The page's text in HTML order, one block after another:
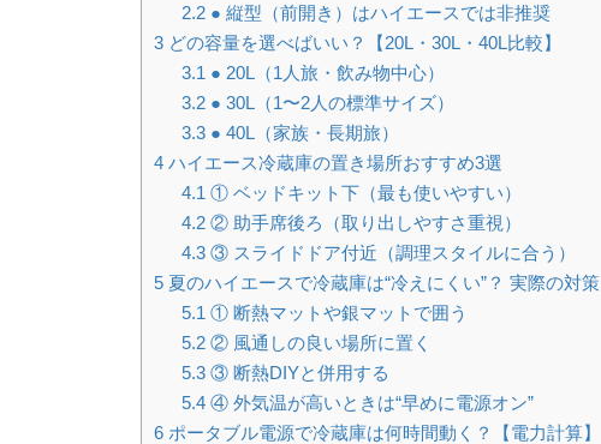
2.2● 縦型（前開き）はハイエースでは非推奨
3 どの容量を選べばいい？【20L・30L・40L比較】
3.1 ● 20L（1人旅・飲み物中心）
3.2● 30L（1〜2人の標準サイズ）
3.3● 40L（家族・長期旅）
4 ハイエース冷蔵庫の置き場所おすすめ3選
4.1 ① ベッドキット下（最も使いやすい）
4.2② 助手席後ろ（取り出しやすさ重視）
4.3③ スライドドア付近（調理スタイルに合う）
5 夏のハイエースで冷蔵庫は“冷えにくい”？ 実際の対策
5.1 ① 断熱マットや銀マットで囲う
5.2② 風通しの良い場所に置く
5.3③ 断熱DIYと併用する
5.4④ 外気温が高いときは“早めに電源オン”
6 ポータブル電源で冷蔵庫は何時間動く？【電力計算】